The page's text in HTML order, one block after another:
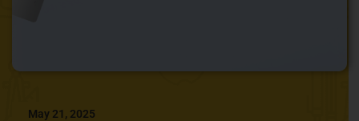
May 21, 2025